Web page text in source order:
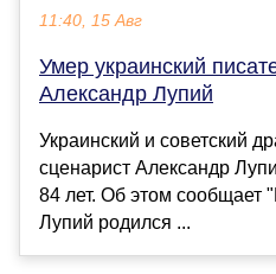
11:40, 15 Авг
Умер украинский
Александр Лупий
Украинский и советский
сценарист Александр
84 лет. Об этом сообщает
Лупий родился ...